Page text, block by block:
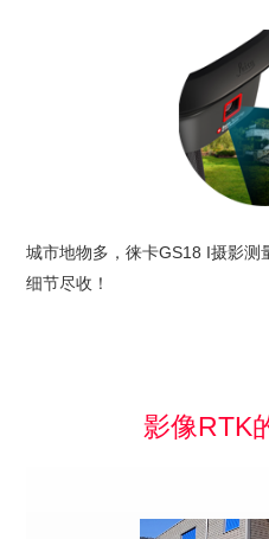
城市地物多，徕卡GS18 I摄影测
细节尽收！
影像RTK